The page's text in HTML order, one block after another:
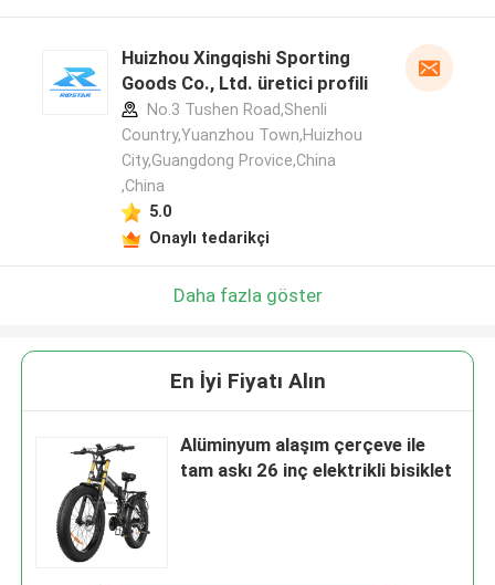
Huizhou Xingqishi Sporting
Goods Co., Ltd. üretici profili
No.3 Tushen Road,Shenli
Country,Yuanzhou Town,Huizhou
City,Guangdong Provice,China
,China
5.0
Onaylı tedarikçi
Daha fazla göster
En İyi Fiyatı Alın
Alüminyum alaşım çerçeve ile
tam askı 26 inç elektrikli bisiklet